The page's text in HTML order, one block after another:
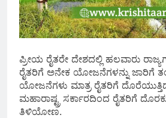
ಪ್ರೀಯ ರೈತರೇ ದೇಶದಲ್ಲಿ ಹಲವಾರು
ರೈತರಿಗೆ ಅನೇಕ ಯೋಜನೆಗಳನ್ನು ಜಾರಿಗೆ
ಯೋಜನೆಗಳು ಮಾತ್ರ ರೈತರಿಗೆ
ಮಹಾರಾಷ್ಟ್ರ ಸರ್ಕಾರದಿಂದ ರೈತರಿಗೆ
ತಿಳಿಯೋಣ.